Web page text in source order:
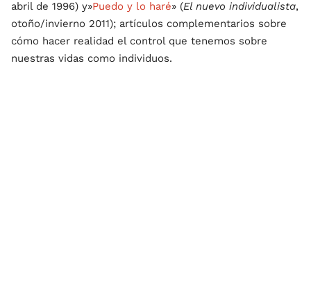
abril de 1996) y»Puedo y lo haré» (El nuevo individualista,
otoño/invierno 2011); artículos complementarios sobre
cómo hacer realidad el control que tenemos sobre
nuestras vidas como individuos.